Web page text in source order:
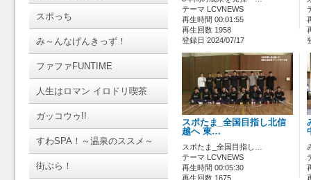
スポっち
み～んなげんきっず！
ファファFUNTIME
人生はロマン イロドリ喫茶
ガッコウゥ!!
すわSPA！～温泉のススメ～
街ぶら！
テーマ LCVNEWS
再生時間 00:01:55
再生回数 1958
登録日 2024/07/17
スポたま_全国目指し北信
越へ 東…
スポたま_全国目指し…
テーマ LCVNEWS
再生時間 00:05:30
再生回数 1675